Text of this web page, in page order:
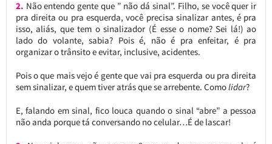
2. Não entendo gente que ” não dá sinal”. Filho, se você quer ir
pra direita ou pra esquerda, você precisa sinalizar antes, é pra
isso, aliás, que tem o sinalizador (É esse o nome? Sei lá!) ao
lado do volante, sabia? Pois é, não é pra enfeitar, é pra
organizar o trânsito e evitar, inclusive, acidentes.
Pois o que mais vejo é gente que vai pra esquerda ou pra direita
sem sinalizar, e quem tiver atrás que se arrebente. Comolidar?
E, falando em sinal, fico louca quando o sinal “abre” a pessoa
não anda porque tá conversando no celular…É de lascar!